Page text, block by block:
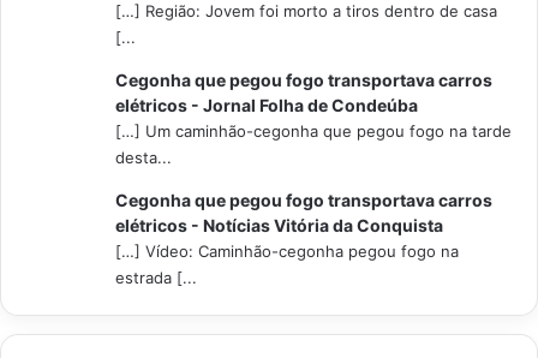
[…] Região: Jovem foi morto a tiros dentro de casa
[...
Cegonha que pegou fogo transportava carros
elétricos - Jornal Folha de Condeúba
[…] Um caminhão-cegonha que pegou fogo na tarde
desta...
Cegonha que pegou fogo transportava carros
elétricos - Notícias Vitória da Conquista
[…] Vídeo: Caminhão-cegonha pegou fogo na
estrada [...